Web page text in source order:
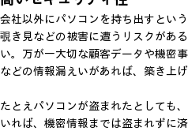
会社以外にパソコンを持ち出すとい
覗き見などの被害に遭うリスクがあ
い。万が一大切な顧客データや機密
などの情報漏えいがあれば、築き上
たとえパソコンが盗まれたとしても
いれば、機密情報までは盗まれずに